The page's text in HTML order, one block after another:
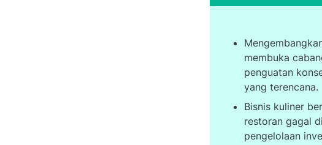
membuka
penguatan
yang terencana.
Bisnis kuliner
restoran gagal
pengelolaan